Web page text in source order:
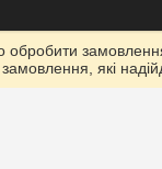
які